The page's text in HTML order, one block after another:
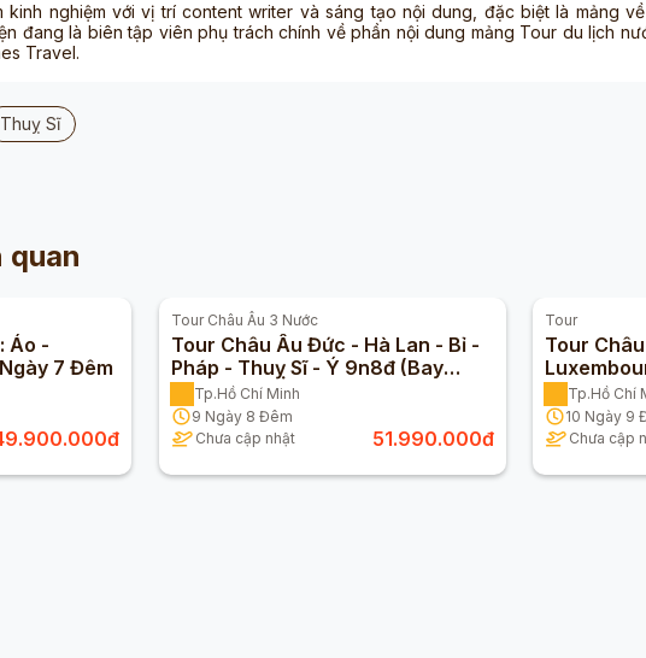
kinh nghiệm với vị trí content writer và sáng tạo nội dung, đặc biệt là mảng
đang là biên tập viên phụ trách chính về phần nội dung mảng Tour du lịch
Travel.
Thuỵ Sĩ
quan
Áo -
7 Đêm
đ
Tour Châu Âu 3 Nước
Tour Châu Âu Đức - Hà Lan - Bỉ -
Pháp - Thuỵ Sĩ - Ý 9n8đ (Bay
Turkmenistan Airline)
Tp.Hồ Chí Minh
9 Ngày 8 Đêm
Chưa cập nhật
51.990.000đ
Tour
Tour
Vietnam
Tp.Hồ Chí
10 Ngày 9
Chưa cập